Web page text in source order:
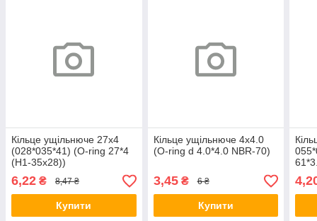
Кільце ущільнюче 27х4
(028*035*41) (O-ring 27*4
(Н1-35х28))
6,22 ₴ 8,47 ₴
Купити
Кільце ущільнюче 4х4.0
(O-ring d 4.0*4.0 NBR-70)
3,45₴ 6 ₴
Купити